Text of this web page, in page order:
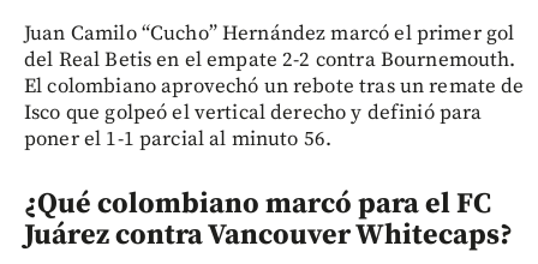
Juan Camilo “Cucho” Hernández marcó el primer gol
del Real Betis en el empate 2-2 contra Bournemouth.
El colombiano aprovechó un rebote tras un remate de
Isco que golpeó el vertical derecho y definió para
poner el 1-1 parcial al minuto 56.
¿Qué colombiano marcó para el FC
Juárez contra Vancouver Whitecaps?